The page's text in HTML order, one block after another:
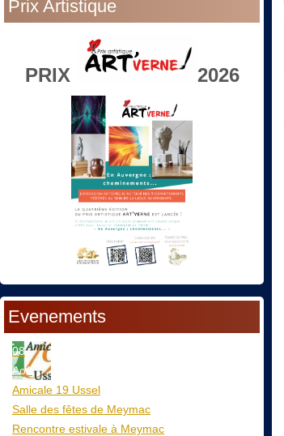
Prix Artistique
PRIX 2026
Evenements
08
Aoû
Amicale 19 Ussel
Salle des fêtes de Meymac
Rencontre estivale à Meymac